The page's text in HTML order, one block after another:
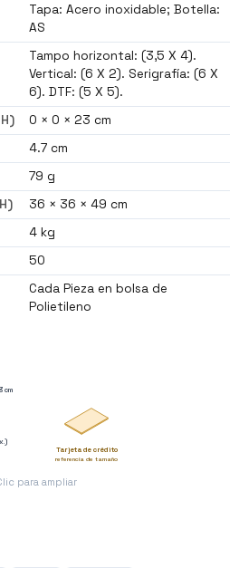
Tapa: Acero inoxidable; Botella:
AS
Tampo horizontal: (3,5 X 4).
Vertical: (6 X 2). Serigrafía: (6 X
6). DTF: (5 X 5).
0 × 0 × 23 cm
4.7 cm
79 g
36 × 36 × 49 cm
4 kg
50
Cada Pieza en bolsa de
Polietileno
cm
Tarjeta de crédito
referencia de tamaño
para ampliar